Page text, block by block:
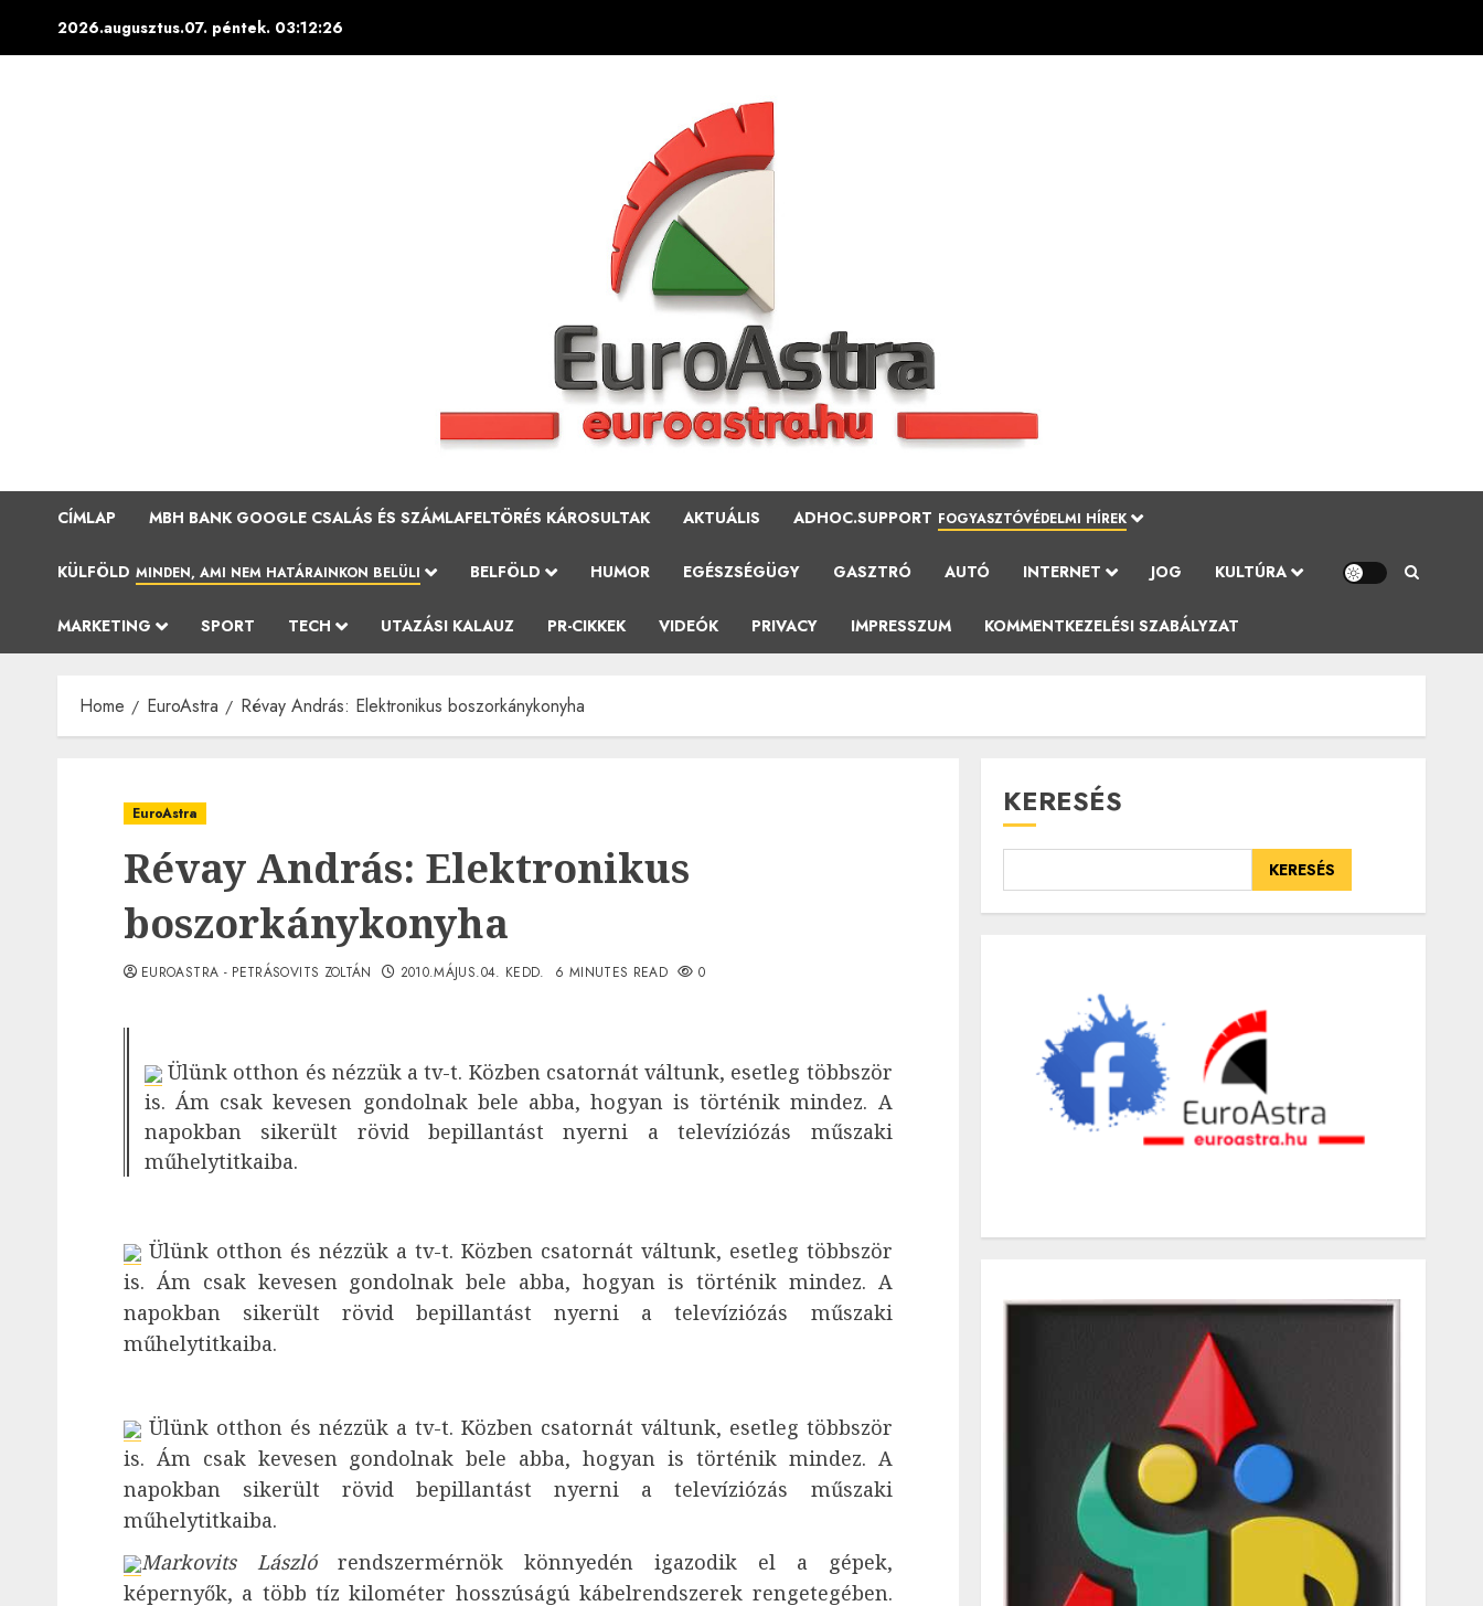
2026.augusztus.07. péntek. 03:12:27
CÍMLAP MBH BANK GOOGLE CSALÁS ÉS SZÁMLAFELTÖRÉS KÁROSULTAK AKTUÁLIS ADHOC.SUPPORT FOGYASZTÓVÉDELMI HÍREK
KÜLFÖLD MINDEN, AMI NEM HATÁRAINKON BELÜLI BELFÖLD HUMOR EGÉSZSÉGÜGY GASZTRÓ AUTÓ INTERNET JOG KULTÚRA
MARKETING SPORT TECH UTAZÁSI KALAUZ PR-CIKKEK VIDEÓK PRIVACY IMPRESSZUM KOMMENTKEZELÉSI SZABÁLYZAT
Home EuroAstra Révay András: Elektronikus boszorkánykonyha
EuroAstra
Révay András: Elektronikus
boszorkánykonyha
EUROASTRA - PETRÁSOVITS ZOLTÁN 2010.MÁJUS.04. KEDD. 6 MINUTES READ 0
Ülünk otthon és nézzük a tv-t. Közben csatornát váltunk, esetleg többször
is. Ám csak kevesen gondolnak bele abba, hogyan is történik mindez. A
napokban sikerült rövid bepillantást nyerni a televíziózás műszaki
műhelytitkaiba.
Ülünk otthon és nézzük a tv-t. Közben csatornát váltunk, esetleg többször
is. Ám csak kevesen gondolnak bele abba, hogyan is történik mindez. A
napokban sikerült rövid bepillantást nyerni a televíziózás műszaki
műhelytitkaiba.
Ülünk otthon és nézzük a tv-t. Közben csatornát váltunk, esetleg többször
is. Ám csak kevesen gondolnak bele abba, hogyan is történik mindez. A
napokban sikerült rövid bepillantást nyerni a televíziózás műszaki
műhelytitkaiba.
Markovits Lászlórendszermérnök könnyedén igazodik el a gépek,
képernyők, a több tíz kilométer hosszúságú kábelrendszerek rengetegében.
KERESÉS
KERESÉS